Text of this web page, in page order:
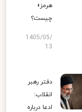
هرمز»
چیست؟
1405/05/
13
دفتر رهبر
انقلاب:
ادعا درباره